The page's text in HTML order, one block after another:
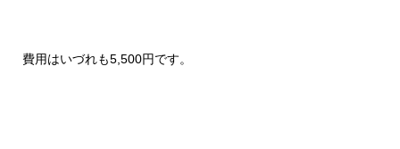
費用はいづれも5,500円です。